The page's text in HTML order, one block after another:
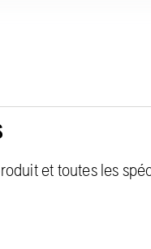
et toutes les